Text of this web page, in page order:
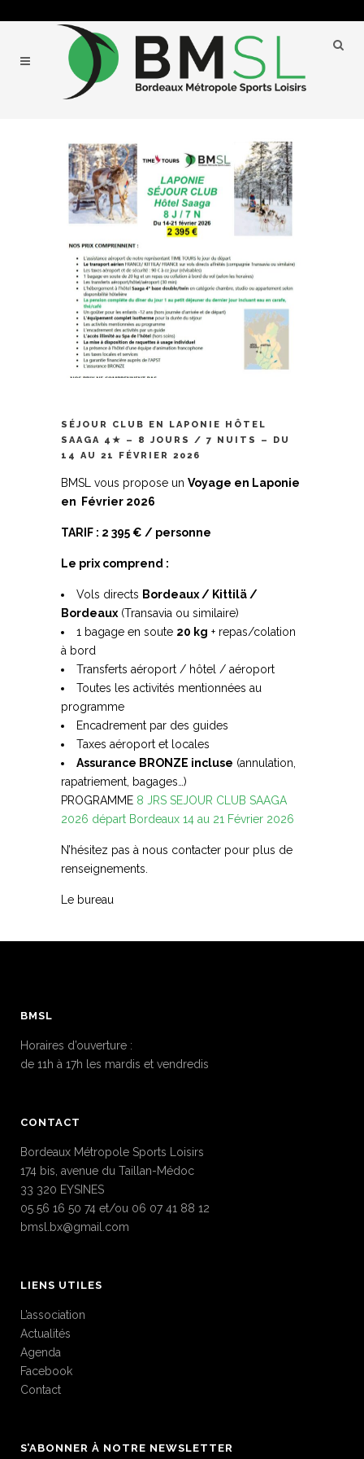
SÉJOUR CLUB EN LAPONIE HÔTEL
SAAGA 4★ – 8 JOURS / 7 NUITS – DU
14 AU 21 FÉVRIER 2026
BMSL vous propose un Voyage en Laponie
en Février 2026
TARIF : 2 395 € / personne
Le prix comprend :
Vols directs Bordeaux / Kittilä /
Bordeaux(Transavia ou similaire)
1 bagage en soute 20 kg + repas/colation
à bord
Transferts aéroport / hôtel / aéroport
Toutes les activités mentionnées au
programme
Encadrement par des guides
Taxes aéroport et locales
Assurance BRONZE incluse (annulation,
rapatriement, bagages…)
PROGRAMME 8 JRS SEJOUR CLUB SAAGA
2026 départ Bordeaux 14 au 21 Février 2026
N’hésitez pas à nous contacter pour plus de
renseignements.
Le bureau
BMSL
Horaires d’ouverture :
de 11h à 17h les mardis et vendredis
CONTACT
Bordeaux Métropole Sports Loisirs
174 bis, avenue du Taillan-Médoc
33 320 EYSINES
05 56 16 50 74 et/ou 06 07 41 88 12
bmsl.bx@gmail.com
LIENS UTILES
L’association
Actualités
Agenda
Facebook
Contact
S’ABONNER À NOTRE NEWSLETTER